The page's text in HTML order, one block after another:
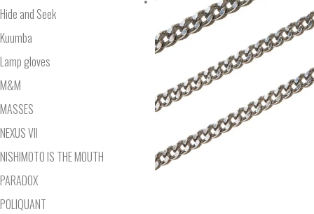
Hide and Seek
Kuumba
Lamp gloves
M&M
MASSES
NEXUS VII
NISHIMOTO IS THE MOUTH
PARADOX
POLIQUANT